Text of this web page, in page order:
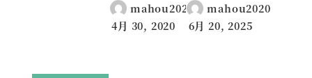
mahou2020
投稿日
4月 30, 2020
mahou2020
投稿日
6月 20, 2025